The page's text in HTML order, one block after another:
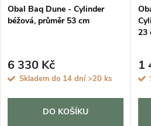
Obal Baq Dune - Cylinder
béžová, průměr 53 cm
6 330 Kč
Skladem do 14 dní>20 ks
DO KOŠÍKU
23
1